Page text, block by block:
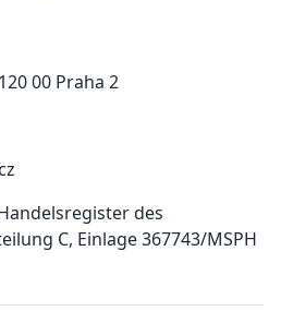
00 Praha 2
des
C, Einlage 367743/MSPH